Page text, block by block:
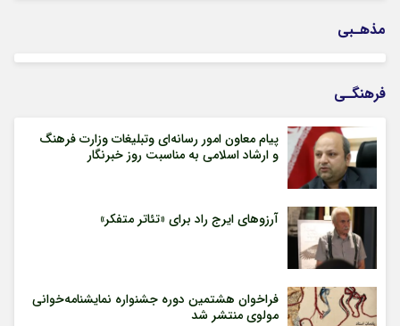
مذهـبی
فرهنگـی
پیام معاون امور رسانه‌ای وتبلیغات وزارت فرهنگ
و ارشاد اسلامی به مناسبت روز خبرنگار
آرزوهای ایرج راد برای «تئاتر متفکر»
فراخوان هشتمین دوره جشنواره نمایشنامه‌خوانی
مولوی منتشر شد